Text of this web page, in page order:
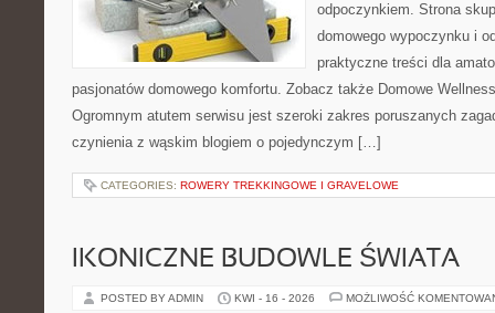
odpoczynkiem. Strona
domowego wypoczynku i
praktyczne treści dla
pasjonatów domowego komfortu. Zobacz także Domowe
Ogromnym atutem serwisu jest szeroki zakres poruszanych
czynienia z wąskim blogiem o pojedynczym […]
CATEGORIES: ROWERY TREKKINGOWE I GRAVELOWE
IKONICZNE BUDOWLE ŚWIATA
POSTED BY ADMIN KWI - 16 - 2026 MOŻLIWOŚĆ